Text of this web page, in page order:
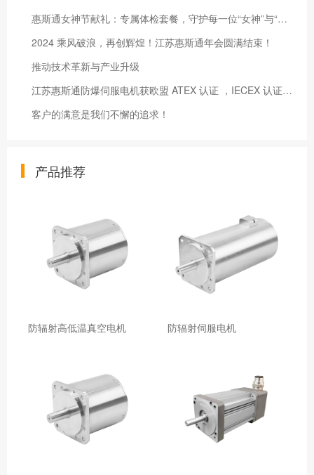
惠斯通女神节献礼：专属体检套餐，守护每一位“女神”与“男神”的健康光芒
2024 乘风破浪，再创辉煌！江苏惠斯通年会圆满结束！
推动技术革新与产业升级
江苏惠斯通防爆伺服电机获欧盟 ATEX 认证 ，IECEX 认证 ，国际市场再获
客户的满意是我们不懈的追求！
产品推荐
防辐射高低温真空电机 防辐射伺服电机